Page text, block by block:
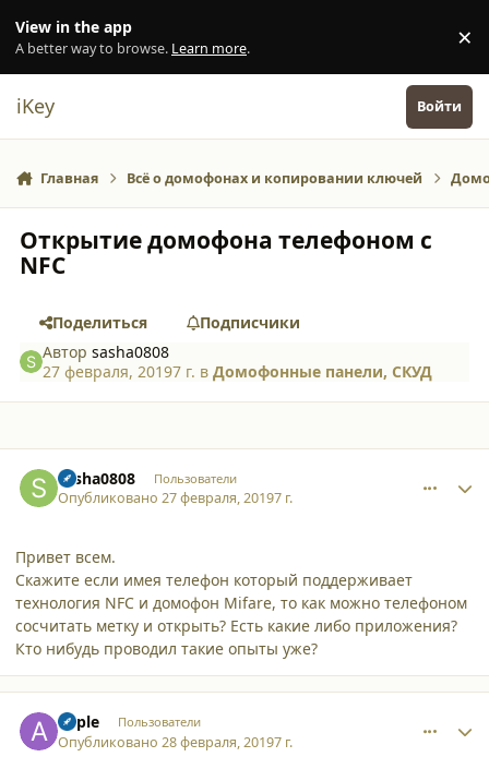
View in the app
A better way to browse. Learn more. ×
iKey Войти
Главная Всё о домофонах и копировании ключей
Открытие домофона телефоном с
NFC
Поделиться
Подписчики
Авторsasha0808
27 февраля, 20197 г. вДомофонные панели, СКУД
sasha0808 Пользователи
Опубликовано27 февраля, 20197 г.
Привет всем.
Скажите если имея телефон который поддерживает
технология NFC и домофон Mifare, то как можно телефоном
сосчитать метку и открыть? Есть какие либо приложения?
Кто нибудь проводил такие опыты уже?
apple Пользователи
Опубликовано28 февраля, 20197 г.